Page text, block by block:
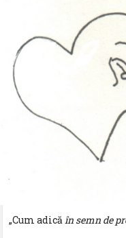
„Cum adicăîn semn de